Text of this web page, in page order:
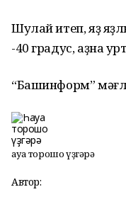
Шулай итеп, яҙ
-40 градус, аҙна
“Башинформ”
Һауа торошо үҙгәрә
Автор: